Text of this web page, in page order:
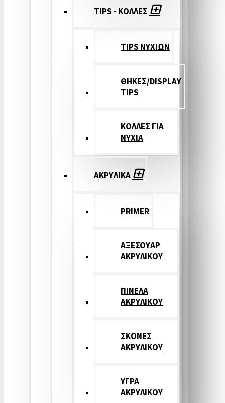
TIPS - ΚΟΛΛΕΣ
TIPS ΝΥΧΙΩΝ
ΘΗΚΕΣ/DISPLAY
TIPS
ΚΟΛΛΕΣ ΓΙΑ
ΝΥΧΙΑ
ΑΚΡΥΛΙΚΑ
PRIMER
ΑΞΕΣΟΥΑΡ
ΑΚΡΥΛΙΚΟΥ
ΠΙΝΕΛΑ
ΑΚΡΥΛΙΚΟΥ
ΣΚΟΝΕΣ
ΑΚΡΥΛΙΚΟΥ
ΥΓΡΑ
ΑΚΡΥΛΙΚΟΥ